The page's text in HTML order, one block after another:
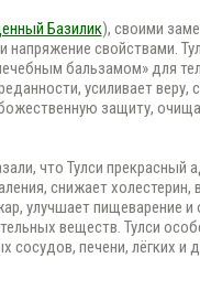
Базилик), своими
свойствами.
бальзамом» для
усиливает веру,
защиту,
что Тулси прекрасный
снижает
улучшает пищеварение и
веществ. Тулси
печени, лёгких и